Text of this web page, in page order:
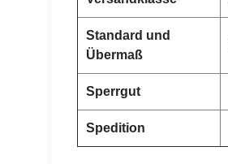
Standard und
Übermaß
Sperrgut
Spedition